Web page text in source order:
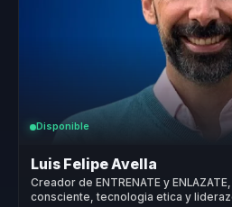
Disponible
Luis Felipe Avella
Creador de ENTRENATE y
consciente, tecnologia etica y